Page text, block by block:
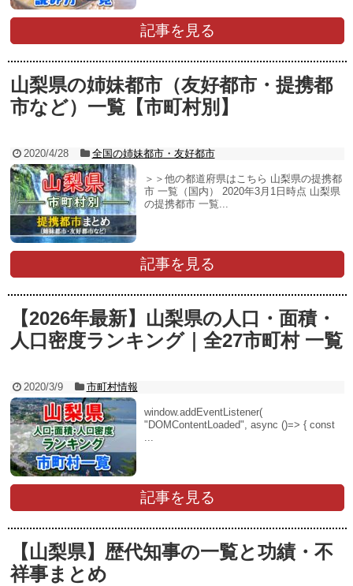
記事を見る
山梨県の姉妹都市（友好都市・提携都
市など）一覧【市町村別】
2020/4/28 全国の姉妹都市・友好都市
＞＞他の都道府県はこちら 山梨県の提携都
市 一覧（国内） 2020年3月1日時点 山梨県
の提携都市 一覧...
記事を見る
【2026年最新】山梨県の人口・面積・
人口密度ランキング｜全27市町村 一覧
2020/3/9 市町村情報
window.addEventListener(
"DOMContentLoaded", async ()=> { const
...
記事を見る
【山梨県】歴代知事の一覧と功績・不
祥事まとめ